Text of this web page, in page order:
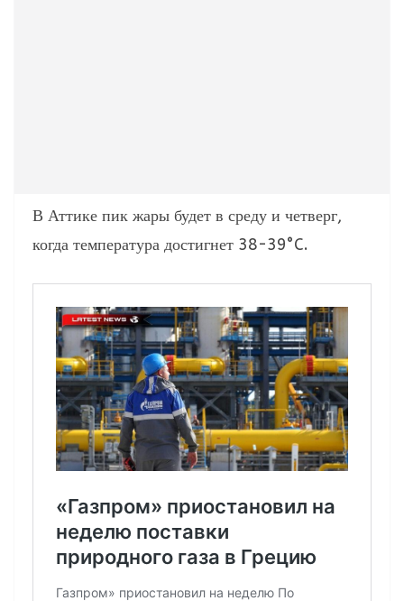
В Аттике пик жары будет в среду и четверг,
когда температура достигнет 38-39°C.